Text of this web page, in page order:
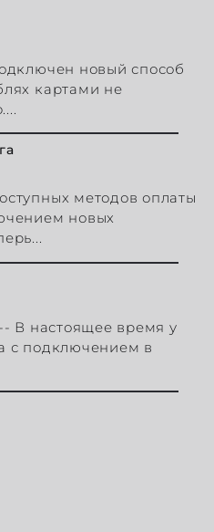
новый способ
картами не
методов оплаты
новых
В настоящее время у
с подключением в